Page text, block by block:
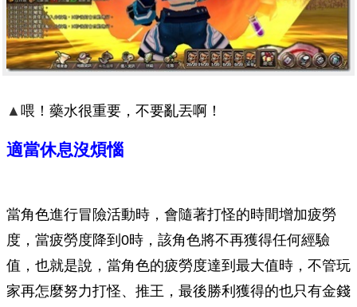
▲ 喂！藥水很重要，不要亂丟啊！
適當休息沒煩惱
當角色進行冒險活動時，會隨著打怪的時間增加疲勞
度，當疲勞度降到0時，該角色將不再獲得任何經驗
值，也就是說，當角色的疲勞度達到最大值時，不管玩
家再怎麼努力打怪、推王，最後勝利獲得的也只有金錢